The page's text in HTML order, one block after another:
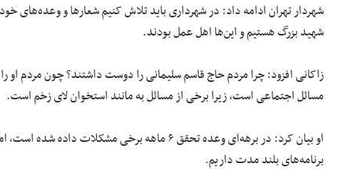
شهردار تهران ادامه داد: در شهرداری باید تلاش کنیم شعار‌ها و وعده‌های
شهید بزرگ هستیم و این‌ها اهل عمل بودند.
مسائل اجتماعی است، زیرا برخی از مسائل به مانند استخوان لای زخم است.
او بیان کرد: در برهه‌ای وعده تحقق ۶ ماهه برخی
برنامه‌های بلند مدت داریم.